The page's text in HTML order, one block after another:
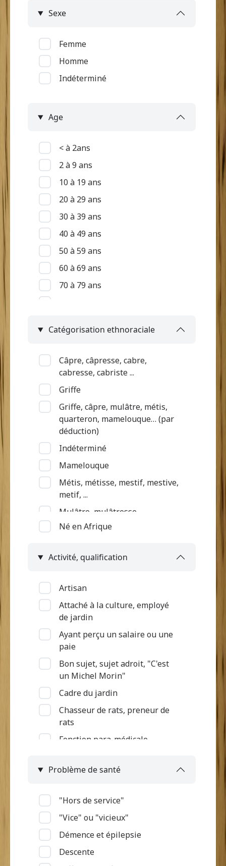
Sexe
Femme
Homme
Indéterminé
Age
< à 2ans
2 à 9 ans
10 à 19 ans
20 à 29 ans
30 à 39 ans
40 à 49 ans
50 à 59 ans
60 à 69 ans
70 à 79 ans
Indéterminé
Catégorisation ethnoraciale
Câpre, câpresse, cabre,
cabresse, cabriste ...
Griffe
Griffe, câpre, mulâtre, métis,
quarteron, mamelouque… (par
déduction)
Indéterminé
Mamelouque
Métis, métisse, mestif, mestive,
metif, ...
Mulâtre, mulâtresse
Nègre (par déduction)
négritte ...
déduction)
Quarteron
Né en Afrique
Activité, qualification
Artisan
Attaché à la culture, employé
de jardin
Ayant perçu un salaire ou une
paie
Bon sujet, sujet adroit, "C'est
un Michel Morin"
Cadre du jardin
Chasseur de rats, preneur de
rats
Fonction para-médicale
Intégration à l'armée
Ouvrier d'habitation
Problème de santé
"Hors de service"
"Vice" ou "vicieux"
Démence et épilepsie
Descente